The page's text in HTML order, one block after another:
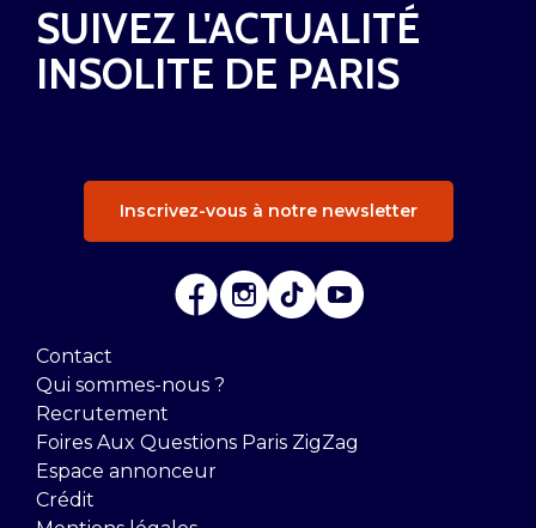
SUIVEZ L'ACTUALITÉ
INSOLITE DE PARIS
Inscrivez-vous à notre newsletter
Contact
Qui sommes-nous ?
Recrutement
Foires Aux Questions Paris ZigZag
Espace annonceur
Crédit